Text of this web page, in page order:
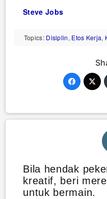
Steve Jobs
Topics: Disiplin, Etos Kerja,
Bila hendak
kreatif, beri
untuk bermain.